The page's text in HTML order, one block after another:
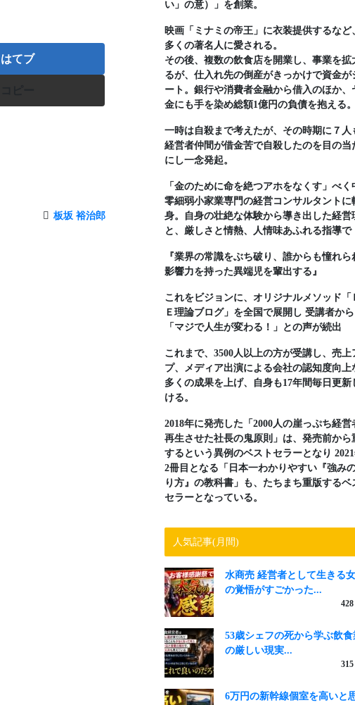
はてブ
板坂 裕治郎
い」の意）」を創業。
映画「ミナミの帝王」に衣装提供するなど
多くの著名人に愛される。
その後、複数の飲食店を開業し、事業を拡
るが、仕入れ先の倒産がきっかけで資金が
ート。銀行や消費者金融から借入のほか、
金にも手を染め総額1億円の負債を抱える
一時は自殺まで考えたが、その時期に７人
経営者仲間が借金苦で自殺したのを目の当
にし一念発起。
「金のために命を絶つアホをなくす」べく
零細弱小家業専門の経営コンサルタントに
身。自身の壮絶な体験から導き出した経営
と、厳しさと情熱、人情味あふれる指導で
『業界の常識をぶち破り、誰からも憧れら
影響力を持った異端児を輩出する』
これをビジョンに、オリジナルメソッド「
Ｅ理論ブログ」を全国で展開し 受講者か
「マジで人生が変わる！」との声が続出
これまで、3500人以上の方が受講し、売上
プ、メディア出演による会社の認知度向上
多くの成果を上げ、自身も17年間毎日更新
ける。
2018年に発売した「2000人の崖っぷち経営
再生させた社長の鬼原則」は、発売前から
するという異例のベストセラーとなり
2冊目となる「日本一わかりやすい『強み
り方』の教科書」も、たちまち重版するベ
セラーとなっている。
人気記事(月間)
水商売 経営者として生きる
の覚悟がすごかった...
53歳シェフの死から学ぶ飲食
の厳しい現実...
6万円の新幹線個室を高いと